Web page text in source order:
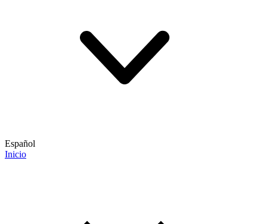
Español
Inicio